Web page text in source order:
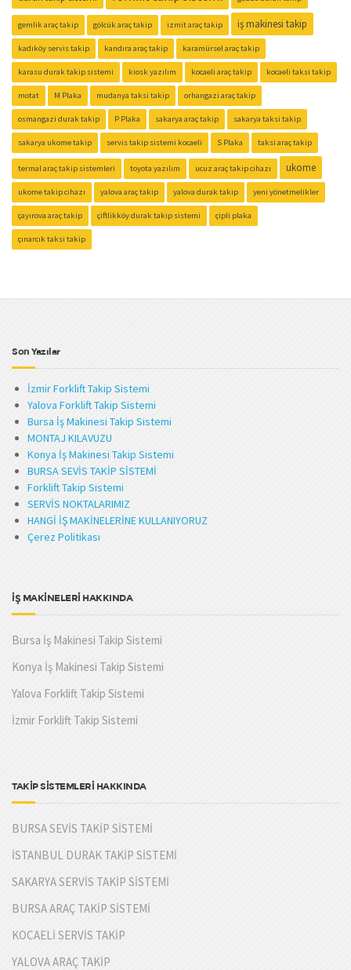
gemlik araç takip gölcük araç takip izmit araç takip iş makinesi takip
kadıköy servis takip kandıra araç takip karamürsel araç takip
karasu durak takip sistemi kiosk yazılım kocaeli araç takip kocaeli taksi takip
motat M Plaka mudanya taksi takip orhangazi araç takip
osmangazi durak takip P Plaka sakarya araç takip sakarya taksi takip
sakarya ukome takip servis takip sistemi kocaeli S Plaka taksi araç takip
termal araç takip sistemleri toyota yazılım ucuz araç takip cihazı ukome
ukome takip cihazı yalova araç takip yalova durak takip yeni yönetmelikler
çayırova araç takip çiftlikköy durak takip sistemi çipli plaka
çınarcık taksi takip
Son Yazılar
İzmir Forklift Takip Sistemi
Yalova Forklift Takip Sistemi
Bursa İş Makinesi Takip Sistemi
MONTAJ KILAVUZU
Konya İş Makinesi Takip Sistemi
BURSA SEVİS TAKİP SİSTEMİ
Forklift Takip Sistemi
SERVİS NOKTALARIMIZ
HANGİ İŞ MAKİNELERİNE KULLANIYORUZ
Çerez Politikası
İŞ MAKİNELERİ HAKKINDA
Bursa İş Makinesi Takip Sistemi
Konya İş Makinesi Takip Sistemi
Yalova Forklift Takip Sistemi
İzmir Forklift Takip Sistemi
TAKİP SİSTEMLERİ HAKKINDA
BURSA SEVİS TAKİP SİSTEMİ
İSTANBUL DURAK TAKİP SİSTEMİ
SAKARYA SERVİS TAKİP SİSTEMİ
BURSA ARAÇ TAKİP SİSTEMİ
KOCAELİ SERVİS TAKİP
YALOVA ARAÇ TAKİP